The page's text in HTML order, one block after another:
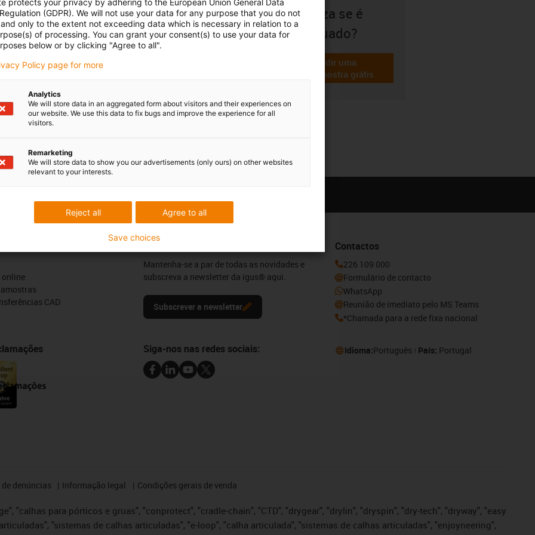
para fixar de forma ideal a triflex R HD (TRHD):
sob a forma de um anel.
R HD (Pesadas) foram especialmente desenvolvidos
Estes permitem uma fixação segura, estável e, ao
articuladas 3D — mesmo com cargas adicionais elevadas e
nas minas ou no fornecimento de energia para o
certeza se é
adequado?
igus-icon-gratismuster
Pedir uma
amostra grátis
online
CAD
Newsletter
Mantenha-se a par de todas as novidades e
subscreva a newsletter da igus® aqui.
Subscrever a newsletter
Contactos
226 109 000
Formulário de contacto
WhatsApp
Reunião de imediato pelo MS Teams
*Chamada para a rede fixa nacional
Siga-nos nas redes sociais: Idioma:Português País: Portugal
denúncias Informação legal Condições gerais de venda
"calhas para pórticos e gruas", "conprotect", "cradle-chain", "CTD", "drygear", "drylin", "dryspin", "dry-tech", "dryway", "easy
"sistemas de calhas articuladas", "e-loop", "calha articulada", "sistemas de calhas articuladas", "enjoyneering",
protects your privacy by adhering to the European Union General Data
(GDPR). We will not use your data for any purpose that you do not
only to the extent not exceeding data which is necessary in relation to a
of processing. You can grant your consent(s) to use your data for
below or by clicking "Agree to all".
Policy page for more
Analytics
We will store data in an aggregated form about visitors and their experiences on
our website. We use this data to fix bugs and improve the experience for all
visitors.
Remarketing
We will store data to show you our advertisements (only ours) on other websites
relevant to your interests.
Agree to all
Reject all
Save choices